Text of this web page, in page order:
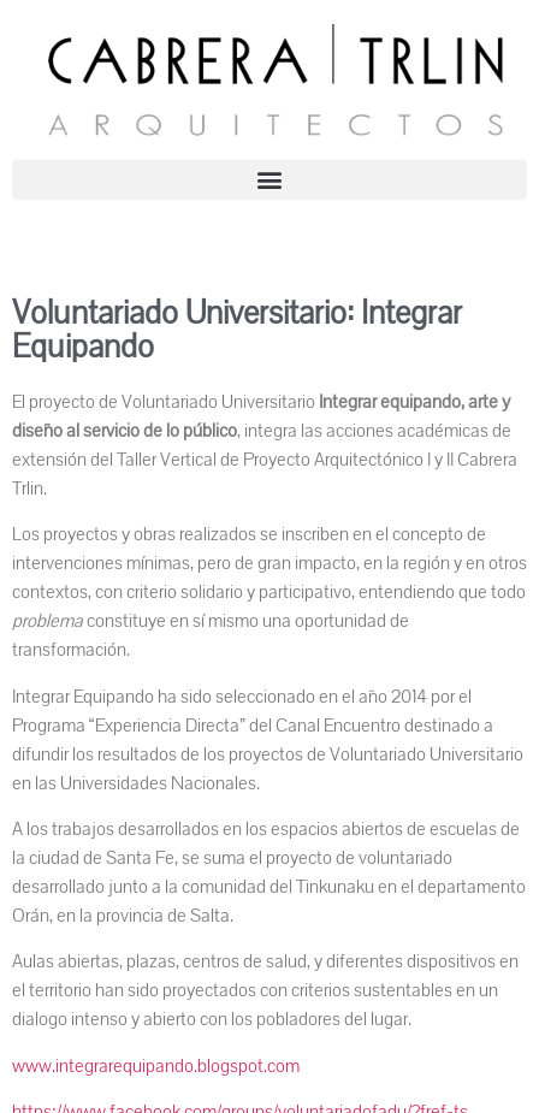
Voluntariado Universitario: Integrar
Equipando
El proyecto de Voluntariado Universitario Integrar equipando, arte y
diseño al servicio de lo público, integra las acciones académicas de
extensión del Taller Vertical de Proyecto Arquitectónico I y II Cabrera
Trlin.
Los proyectos y obras realizados se inscriben en el concepto de
intervenciones mínimas, pero de gran impacto, en la región y en otros
contextos, con criterio solidario y participativo, entendiendo que todo
problemaconstituye en sí mismo una oportunidad de
transformación.
Integrar Equipando ha sido seleccionado en el año 2014 por el
Programa “Experiencia Directa” del Canal Encuentro destinado a
difundir los resultados de los proyectos de Voluntariado Universitario
en las Universidades Nacionales.
A los trabajos desarrollados en los espacios abiertos de escuelas de
la ciudad de Santa Fe, se suma el proyecto de voluntariado
desarrollado junto a la comunidad del Tinkunaku en el departamento
Orán, en la provincia de Salta.
Aulas abiertas, plazas, centros de salud, y diferentes dispositivos en
el territorio han sido proyectados con criterios sustentables en un
dialogo intenso y abierto con los pobladores del lugar.
www.integrarequipando.blogspot.com